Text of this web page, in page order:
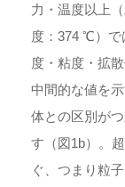
力・温度以上
度：374 ℃）で
度・粘度・拡
中間的な値を
体との区別が
す（図1b）。
ぐ、つまり粒